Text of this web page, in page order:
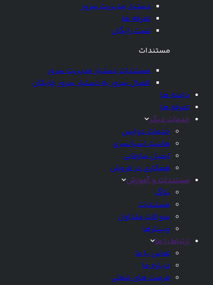
دستیار مدیریت سرور
تعرفه ها
تست رایگان
مستندات
مستندات دستیار مدیریت سرور
اتصال سرور به دستیار سرور چابکان
دامنه ها
تعرفه ها
خدمات دیگر
خدمات دواپس
هاست اسپانسری
ایمیل سازمانی
همکاری در فروش
مستندات و آموزش
بلاگ
مستندات
سوالات متداول
وبینارها
ارتباط با ما
تماس با ما
درباره ما
فرصت های شغلی